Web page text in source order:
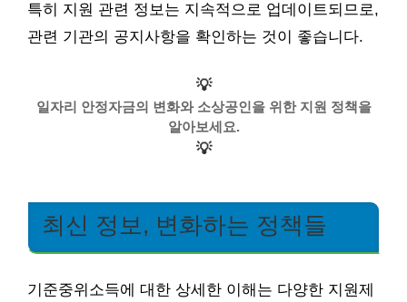
특히 지원 관련 정보는 지속적으로 업데이트되므로,
관련 기관의 공지사항을 확인하는 것이 좋습니다.
💡
일자리 안정자금의 변화와 소상공인을 위한 지원 정책을
알아보세요.
💡
최신 정보, 변화하는 정책들
기준중위소득에 대한 상세한 이해는 다양한 지원제